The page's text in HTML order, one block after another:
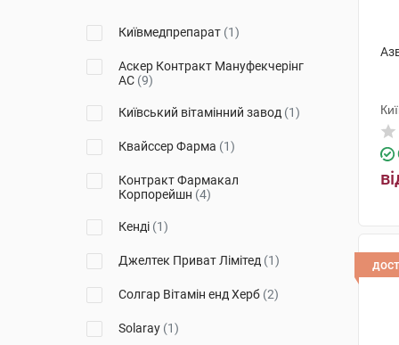
Київмедпрепарат (1)
Аскер Контракт Мануфекчерінг
АС (9)
Київський вітамінний завод (1)
Квайссер Фарма (1)
Контракт Фармакал
Корпорейшн (4)
Кенді (1)
Джелтек Приват Лімітед (1)
Солгар Вітамін енд Херб (2)
Solaray (1)